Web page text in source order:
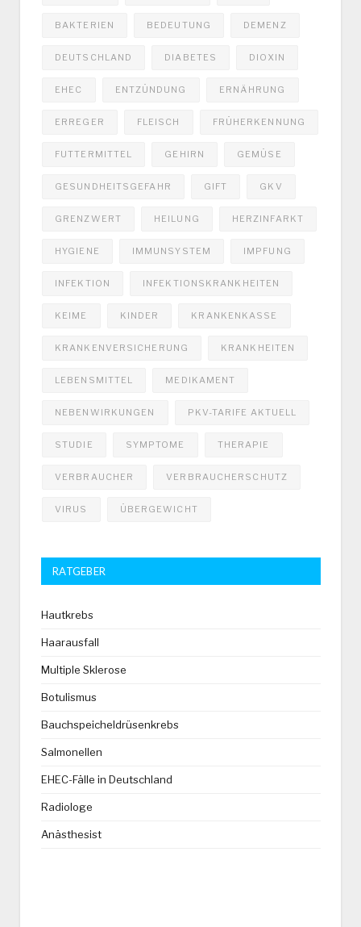
BAKTERIEN BEDEUTUNG DEMENZ
DEUTSCHLAND DIABETES DIOXIN
EHEC ENTZÜNDUNG ERNÄHRUNG
ERREGER FLEISCH FRÜHERKENNUNG
FUTTERMITTEL GEHIRN GEMÜSE
GESUNDHEITSGEFAHR GIFT GKV
GRENZWERT HEILUNG HERZINFARKT
HYGIENE IMMUNSYSTEM IMPFUNG
INFEKTION INFEKTIONSKRANKHEITEN
KEIME KINDER KRANKENKASSE
KRANKENVERSICHERUNG KRANKHEITEN
LEBENSMITTEL MEDIKAMENT
NEBENWIRKUNGEN PKV-TARIFE AKTUELL
STUDIE SYMPTOME THERAPIE
VERBRAUCHER VERBRAUCHERSCHUTZ
VIRUS ÜBERGEWICHT
RATGEBER
Hautkrebs
Haarausfall
Multiple Sklerose
Botulismus
Bauchspeicheldrüsenkrebs
Salmonellen
EHEC-Fälle in Deutschland
Radiologe
Anästhesist